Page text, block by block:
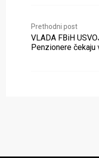
Prethodni post
VLADA FBiH
Penzionere čekaju